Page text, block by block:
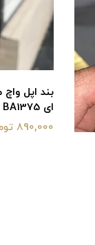
ای BA1375
890,000 تومان